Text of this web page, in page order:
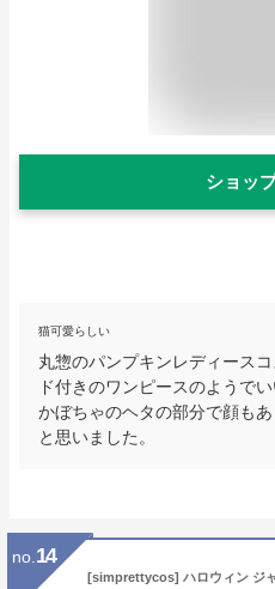
ショッ
猫可愛らしい
丸惣のパンプキンレディース
ド付きのワンピースのようで
かぼちゃのヘタの部分で顔も
と思いました。
no. 14